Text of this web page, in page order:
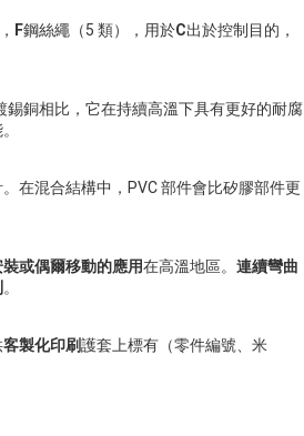
F鋼絲繩（5 類），用於C出於控制目的，
錫銅相比，它在持續高溫下具有更好的耐腐
在混合結構中，PVC 部件會比矽膠部件更
裝或偶爾移動的應用在高溫地區。 連續彎曲
。
客製化印刷護套上標有（零件編號、米